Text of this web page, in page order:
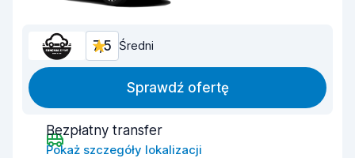
7,5 Średni
Sprawdź ofertę
Bezpłatny transfer
Pokaż szczegóły lokalizacji